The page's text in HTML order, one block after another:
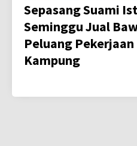
Sepasang Suami
Seminggu Jual
Peluang
Kampung